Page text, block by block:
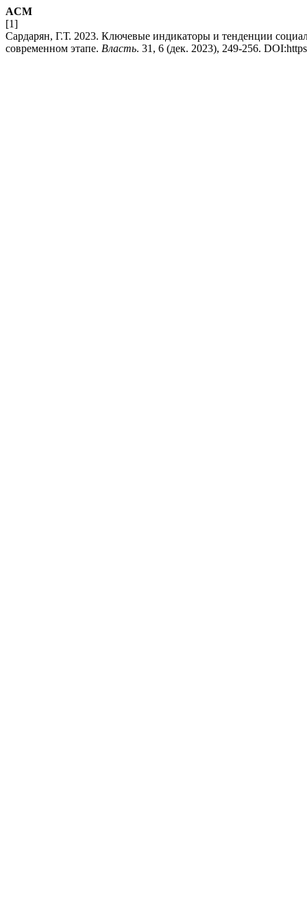
ACM
[1]
Сардарян, Г.Т. 2023. Ключевые индикаторы и тенденции
современном этапе. Власть. 31, 6 (дек. 2023), 249-256.